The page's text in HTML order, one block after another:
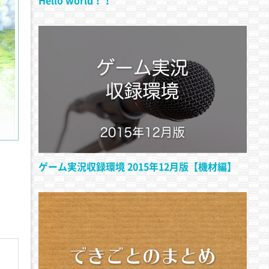
ゲーム実況収録環境 2015年12月版【機材編】